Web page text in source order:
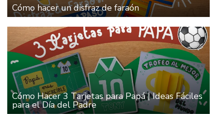
Cómo hacer un disfraz de faraón
Cómo Hacer 3 Tarjetas para Papá | Ideas Fáciles
para el Día del Padre